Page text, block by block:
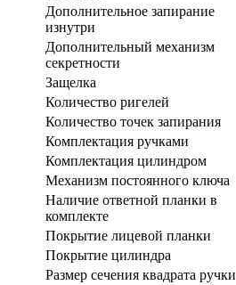
Дополнительное запирание
изнутри
Дополнительный механизм
секретности
Защелка
Количество ригелей
Количество точек запирания
Комплектация ручками
Комплектация цилиндром
Механизм постоянного ключа
Наличие ответной планки в
комплекте
Покрытие лицевой планки
Покрытие цилиндра
Размер сечения квадрата ручки